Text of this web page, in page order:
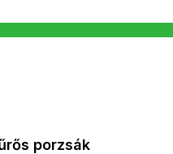
porzsák